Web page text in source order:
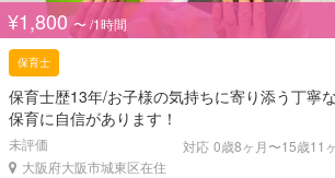
¥1,800 〜 /1時間
保育士
保育士歴13年/お子様の気持ちに寄り添う丁寧な
保育に自信があります！
未評価 対応 0歳8ヶ月〜15歳11
大阪府大阪市城東区在住